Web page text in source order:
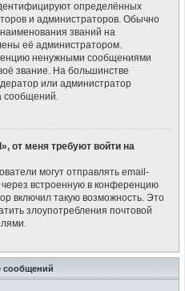
определённых
и администраторов. Обычно
званий на
её администратором.
ненужными сообщениями
звание. На большинстве
или администратор
сообщений.
от меня требуют войти на
могут отправлять email-
встроенную в конференцию
включил такую возможность. Это
злоупотребления почтовой
сообщений